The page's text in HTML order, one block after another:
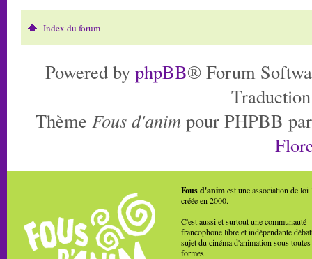
Index du forum
Powered by phpBB® Forum
Thème Fous d'anim pour PHPBB
Fous d'animest une association de loi
créée en 2000.
C'est aussi et surtout une communauté
francophone libre et indépendante
sujet du cinéma d'animation sous toutes
formes